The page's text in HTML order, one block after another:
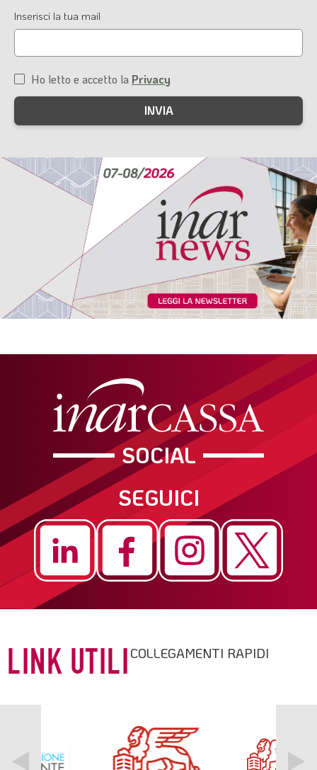
Email
Inserisci la tua mail
Condizioni
di
Ho letto e accetto la Privacy
SOCIAL
SEGUICI
LINK UTILI COLLEGAMENTI RAPIDI